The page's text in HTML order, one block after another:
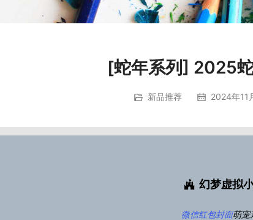
[蛇年系列] 2025
新品推荐 2024年11
幻梦虚拟
微信红包封面萌宠